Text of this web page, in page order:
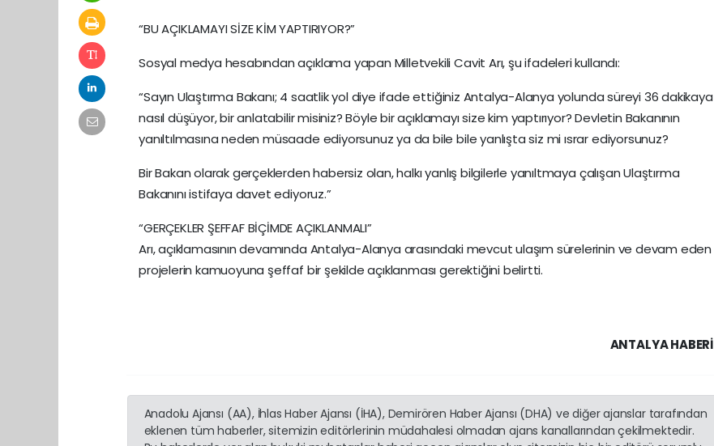
“BU AÇIKLAMAYI SİZE KİM YAPTIRIYOR?”
Sosyal medya hesabından açıklama yapan Milletvekili Cavit Arı, şu ifadeleri kullandı:
“Sayın Ulaştırma Bakanı; 4 saatlik yol diye ifade ettiğiniz Antalya-Alanya yolunda süreyi 36 dakikaya
nasıl düşüyor, bir anlatabilir misiniz? Böyle bir açıklamayı size kim yaptırıyor? Devletin Bakanının
yanıltılmasına neden müsaade ediyorsunuz ya da bile bile yanlışta siz mi ısrar ediyorsunuz?
Bir Bakan olarak gerçeklerden habersiz olan, halkı yanlış bilgilerle yanıltmaya çalışan Ulaştırma
Bakanını istifaya davet ediyoruz.”
“GERÇEKLER ŞEFFAF BİÇİMDE AÇIKLANMALI”
Arı, açıklamasının devamında Antalya-Alanya arasındaki mevcut ulaşım sürelerinin ve devam eden
projelerin kamuoyuna şeffaf bir şekilde açıklanması gerektiğini belirtti.
ANTALYA HABERİ
Anadolu Ajansı (AA), İhlas Haber Ajansı (İHA), Demirören Haber Ajansı (DHA) ve diğer ajanslar tarafından
eklenen tüm haberler, sitemizin editörlerinin müdahalesi olmadan ajans kanallarından çekilmektedir.